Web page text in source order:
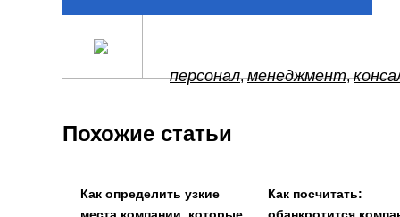
персонал,менеджмент,
Похожие статьи
Как определить узкие
Как посчитать: